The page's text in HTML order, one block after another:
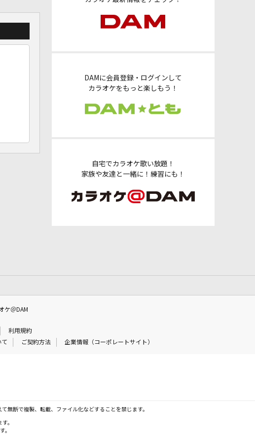
DAMに会員登録・ログインして
カラオケをもっと楽しもう！
自宅でカラオケ歌い放題！
家族や友達と一緒に！練習にも！
ケ＠DAM
利用規約
て ご契約方法 企業情報（コーポレートサイト）
無断で複製、転載、ファイル化などすることを禁じます。
。
。